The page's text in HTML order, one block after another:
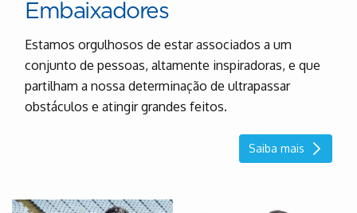
Embaixadores
Estamos orgulhosos de estar associados a um
conjunto de pessoas, altamente inspiradoras, e que
partilham a nossa determinação de ultrapassar
obstáculos e atingir grandes feitos.
Saiba mais